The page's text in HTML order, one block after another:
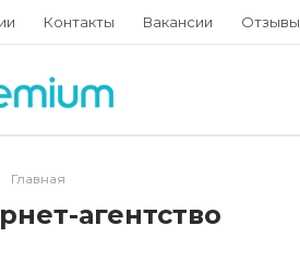
Контакты Вакансии Отзывы
Главная
агентство